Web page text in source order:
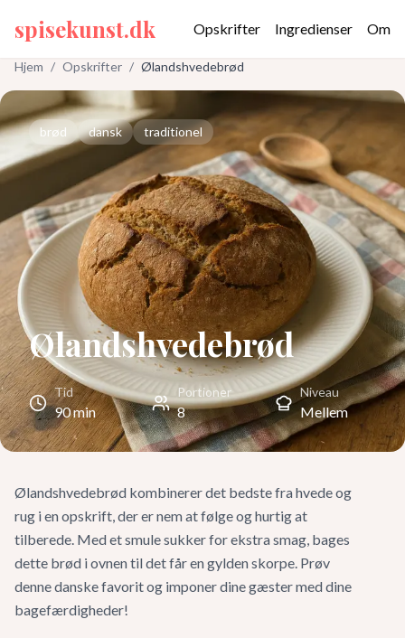
spisekunst.dk Opskrifter Ingredienser Om
Hjem / Opskrifter / Ølandshvedebrød
brød dansk traditionel
Ølandshvedebrød
Tid
90min
Portioner
8
Niveau
Mellem
Ølandshvedebrød kombinerer det bedste fra hvede og
rug i en opskrift, der er nem at følge og hurtig at
tilberede. Med et smule sukker for ekstra smag, bages
dette brød i ovnen til det får en gylden skorpe. Prøv
denne danske favorit og imponer dine gæster med dine
bagefærdigheder!